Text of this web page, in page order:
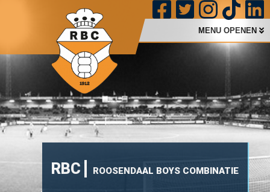
RBC ROOSENDAAL BOYS COMBINATIE
MENU OPENEN